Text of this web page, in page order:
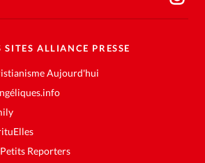
SITES ALLIANCE PRESSE
Aujourd'hui
Petits Reporters